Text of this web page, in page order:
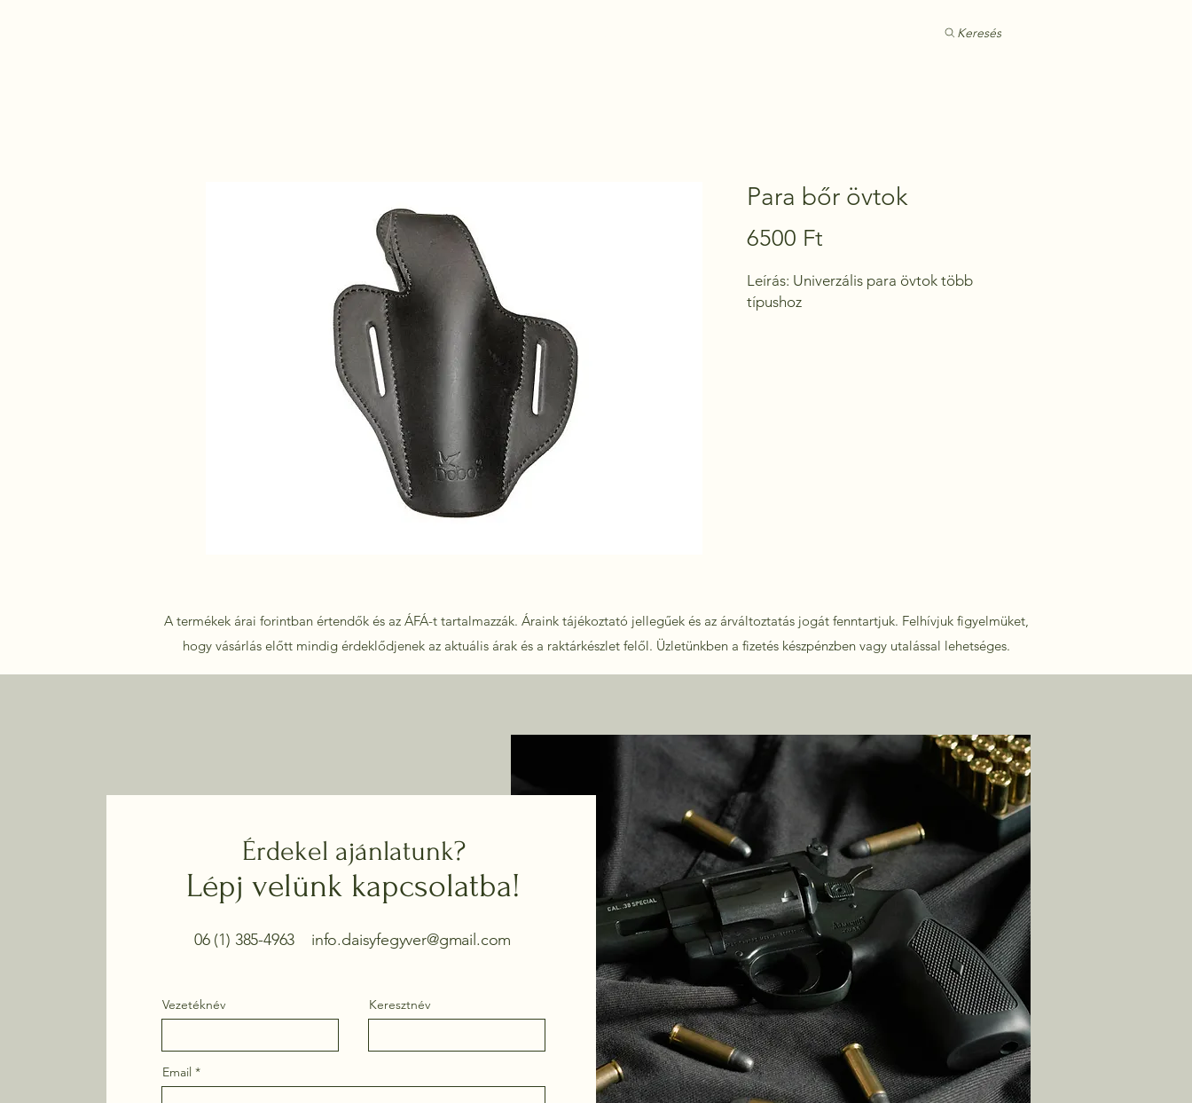
Keresés
Para bőr övtok
6500 Ft
Leírás: Univerzális para övtok több
típushoz
A termékek árai forintban értendők és az ÁFÁ-t tartalmazzák. Áraink tájékoztató jellegűek és az árváltoztatás jogát fenntartjuk. Felhívjuk figyelmüket,
hogy vásárlás előtt mindig érdeklődjenek az aktuális árak és a raktárkészlet felől. Üzletünkben a fizetés készpénzben vagy utalással lehetséges.
Érdekel ajánlatunk?
Lépj velünk kapcsolatba!
06 (1) 385-4963 info.daisyfegyver@gmail.com
Vezetéknév Keresztnév
Email